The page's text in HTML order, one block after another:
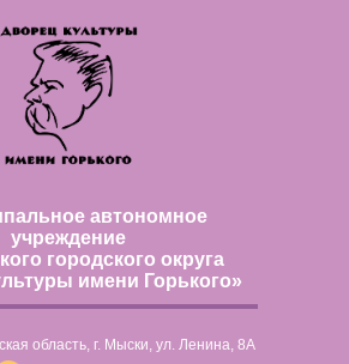
автономное
учреждение
городского округа
имени Горького»
область, г. Мыски, ул. Ленина, 8А